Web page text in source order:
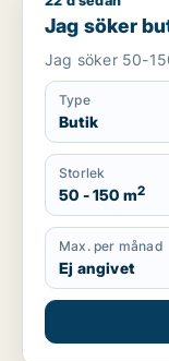
Jag söker
Jag söker 50-
Type
Butik
Storlek
50 - 150 m2
Max. per månad
Ej angivet